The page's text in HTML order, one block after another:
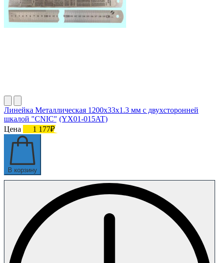
Линейка Металлическая 1200х33х1.3 мм с двухсторонней
шкалой "CNIC" (YX01-015AT)
Цена
1 177₽
В корзину